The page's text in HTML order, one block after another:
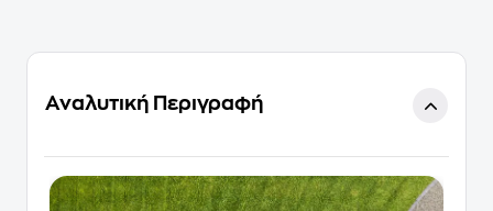
Αναλυτική Περιγραφή